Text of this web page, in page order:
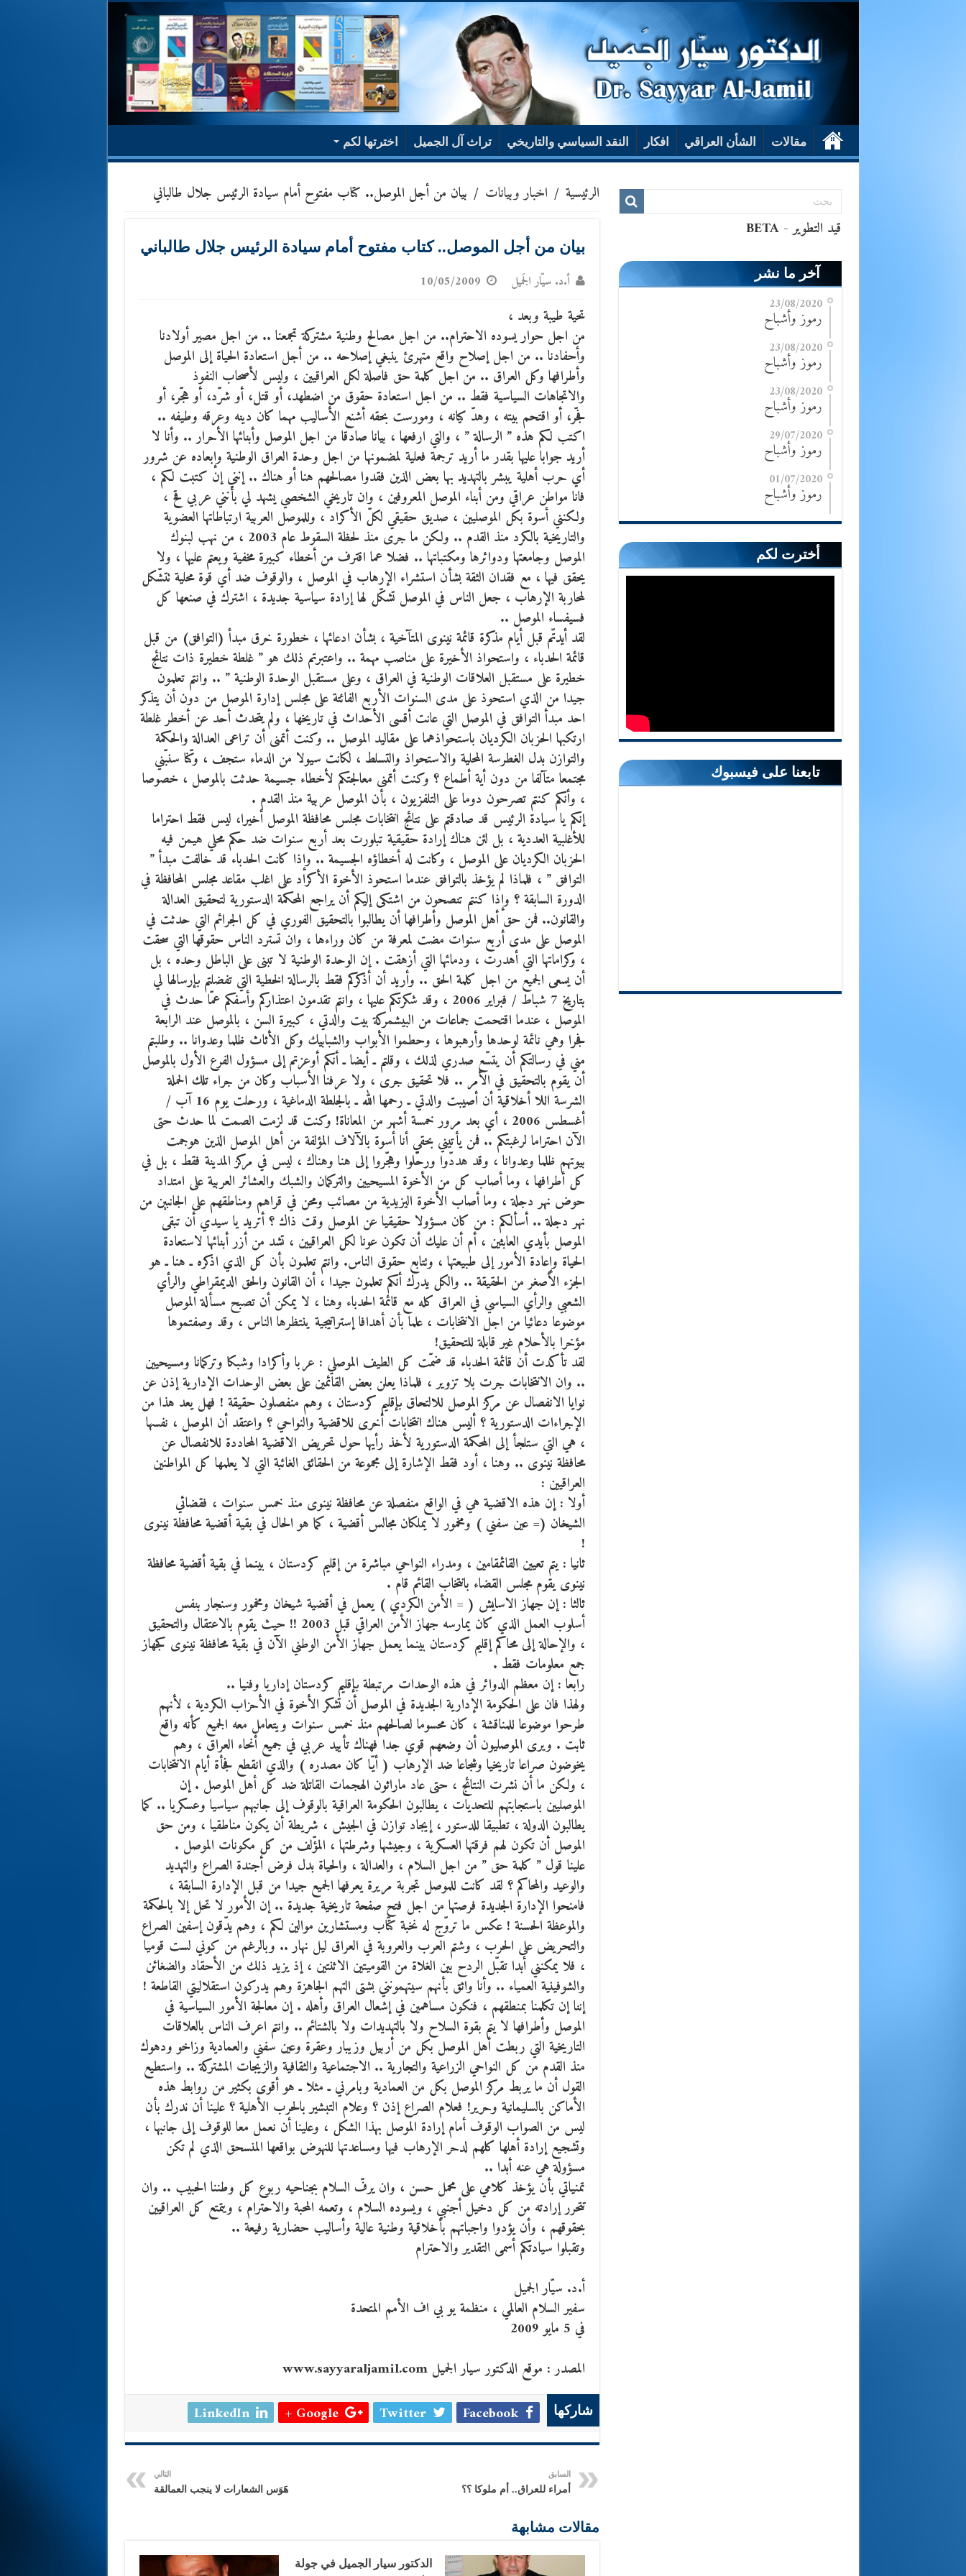
مقالات الشأن العراقي افكار النقد السياسي والتاريخي تراث آل الجميل اخترتها لكم
الرئيسية / اخبار وبيانات / بيان من أجل الموصل.. كتاب مفتوح أمام سيادة الرئيس جلال طالباني
بيان من أجل الموصل.. كتاب مفتوح أمام سيادة الرئيس جلال طالباني
أ.د. سيّار الجَميل 10/05/2009
تحية طيبة وبعد ،
من اجل حوار يسوده الاحترام.. من اجل مصالح وطنية مشتركة تجمعنا .. من اجل مصير أولادنا
وأحفادنا .. من اجل إصلاح واقع متهرئ ينبغي إصلاحه .. من أجل استعادة الحياة إلى الموصل
وأطرافها وكل العراق .. من اجل كلمة حق فاصلة لكل العراقيين ، وليس لأصحاب النفوذ
والاتجاهات السياسية فقط .. من اجل استعادة حقوق من اضطهد، أو قتل، أو شرّد، أو هجّر، أو
فجّر، أو اقتحم بيته ، وهدّ كيانه ، ومورست بحقه أشنع الأساليب مهما كان دينه وعرقه وطيفه ..
اكتب لكم هذه ” الرسالة ” ، والتي ارفعها ، بيانا صادقا من اجل الموصل وأبنائها الأحرار .. وأنا لا
أريد جوابا عليها بقدر ما أريد ترجمة فعلية لمضمونها من اجل وحدة العراق الوطنية وإبعاده عن شرور
أي حرب أهلية يبشر بالتهديد بها بعض الذين فقدوا مصالحهم هنا أو هناك .. إنني إن كتبت لكم ،
فانا مواطن عراقي ومن أبناء الموصل المعروفين ، وان تاريخي الشخصي يشهد لي بأنني عربي قح ،
ولكنني أسوة بكل الموصليين ، صديق حقيقي لكلّ الأكراد ، وللموصل العربية ارتباطاتها العضوية
والتاريخية بالكرد منذ القدم .. ولكن ما جرى منذ لحظة السقوط عام 2003 ، من نهب لبنوك
الموصل وجامعتها ودوائرها ومكتباتها .. فضلا عما اقترف من أخطاء كبيرة مخفية ويعتم عليها ، ولا
يحقق فيها ، مع فقدان الثقة بشأن استشراء الإرهاب في الموصل ، والوقوف ضد أي قوة محلية تتشّكل
لمحاربة الإرهاب ، جعل الناس في الموصل تشكّل لها إرادة سياسية جديدة ، اشترك في صنعها كل
فسيفساء الموصل ..
لقد أيدتّم قبل أيام مذكرة قائمة نينوى المتآخية ، بشأن ادعائها ، خطورة خرق مبدأ (التوافق) من قبل
قائمة الحدباء ، واستحواذ الأخيرة على مناصب مهمة .. واعتبرتم ذلك هو ” غلطة خطيرة ذات نتائج
خطيرة على مستقبل العلاقات الوطنية في العراق ، وعلى مستقبل الوحدة الوطنية ” .. وانتم تعلمون
جيدا من الذي استحوذ على مدى السنوات الأربع الفائتة على مجلس إدارة الموصل من دون أن يتذكر
احد مبدأ التوافق في الموصل التي عانت أقسى الأحداث في تاريخها ، ولم يتحدث أحد عن أخطر غلطة
ارتكبها الحزبان الكرديان باستحواذهما على مقاليد الموصل .. وكنت أتمنى أن تراعى العدالة والحكمة
والتوازن بدل الغطرسة المحلية والاستحواذ والتسلط ، لكانت سيولا من الدماء ستجف ، وكّنا سنبّني
مجتمعا متآلفا من دون أية أطماع ؟ وكنت أتمنى معالجتكم لأخطاء جسيمة حدثت بالموصل ، خصوصا
، وأنكم كنتم تصرحون دوما على التلفزيون ، بأن الموصل عربية منذ القدم .
إنكم يا سيادة الرئيس قد صادقتم على نتائج انتخابات مجلس محافظة الموصل أخيرا، ليس فقط احتراما
للأغلبية العددية ، بل لئن هناك إرادة حقيقية تبلورت بعد أربع سنوات ضد حكم محلي هيمن فيه
الحزبان الكرديان على الموصل ، وكانت له أخطاؤه الجسيمة .. وإذا كانت الحدباء قد خالفت مبدأ ”
التوافق ” ، فلماذا لم يؤخذ بالتوافق عندما استحوذ الأخوة الأكراد على اغلب مقاعد مجلس المحافظة في
الدورة السابقة ؟ وإذا كنتم تنصحون من اشتكى إليكم أن يراجع المحكمة الدستورية لتحقيق العدالة
والقانون.. فمن حق أهل الموصل وأطرافها أن يطالبوا بالتحقيق الفوري في كل الجرائم التي حدثت في
الموصل على مدى أربع سنوات مضت لمعرفة من كان وراءها ، وان تسترد الناس حقوقها التي سحقت
، وكراماتها التي أهدرت ، ودمائها التي أزهقت . إن الوحدة الوطنية لا تبنى على الباطل وحده ، بل
أن يسعى الجميع من اجل كلمة الحق .. وأريد أن أذكركم فقط بالرسالة الخطية التي تفضلتم بإرسالها لي
بتاريخ 7 شباط / فبراير 2006 ، وقد شكرتكم عليها ، وانتم تقدمون اعتذاركم وأسفكم عمّا حدث في
الموصل ، عندما اقتحمت جماعات من البيشمركة بيت والدتي ، كبيرة السن ، بالموصل عند الرابعة
فجرا وهي نائمة لوحدها وأرهبوها ، وحطموا الأبواب والشبابيك وكل الأثاث ظلما وعدوانا .. وطلبتم
مني في رسالتكم أن يتسّع صدري لذلك ، وقلتم ـ أيضا ـ أنكم أوعزتم إلى مسؤول الفرع الأول بالموصل
أن يقوم بالتحقيق في الأمر .. فلا تحقيق جرى ، ولا عرفنا الأسباب وكان من جراء تلك الحملة
الشرسة اللا أخلاقية أن أصيبت والدتي ـ رحمها الله ـ بالجلطة الدماغية ، ورحلت يوم 16 آب /
أغسطس 2006 ، أي بعد مرور خمسة أشهر من المعاناة! وكنت قد لزمت الصمت لما حدث حتى
الآن احتراما لرغبتكم .. فمن يأتيني بحقي أنا أسوة بالآلاف المؤلفة من أهل الموصل الذين هوجمت
بيوتهم ظلما وعدوانا ، وقد هددّوا ورحّلوا وهجّروا إلى هنا وهناك ، ليس في مركز المدينة فقط ، بل في
كل أطرافها ، وما أصاب كل من الأخوة المسيحيين والتركمان والشبك والعشائر العربية على امتداد
حوض نهر دجلة ، وما أصاب الأخوة اليزيدية من مصائب ومحن في قراهم ومناطقهم على الجانبين من
نهر دجلة .. أسألكم : من كان مسؤولا حقيقيا عن الموصل وقت ذاك ؟ أتريد يا سيدي أن تبقى
الموصل بأيدي العابثين ، أم أن عليك أن تكون عونا لكل العراقيين ، تشد من أزر أبنائها لاستعادة
الحياة وإعادة الأمور إلى طبيعتها ، وتتابع حقوق الناس. وانتم تعلمون بأن كل الذي اذكره ـ هنا ـ هو
الجزء الأصغر من الحقيقة .. والكل يدرك أنكم تعلمون جيدا ، أن القانون والحق الديمقراطي والرأي
الشعبي والرأي السياسي في العراق كله مع قائمة الحدباء وهنا ، لا يمكن أن تصبح مسألة الموصل
موضوعا دعائيا من اجل الانتخابات ، علما بأن أهدافا إستراتيجية ينتظرها الناس ، وقد وصفتموها
مؤخرا بالأحلام غير قابلة للتحقيق!
لقد تأكدت أن قائمة الحدباء قد ضمّت كل الطيف الموصلي : عربا وأكرادا وشبكا وتركمانا ومسيحيين
.. وان الانتخابات جرت بلا تزوير ، فلماذا يعلن بعض القائمين على بعض الوحدات الإدارية إذن عن
نوايا الانفصال عن مركز الموصل للالتحاق بإقليم كردستان ، وهم منفصلون حقيقة ! فهل يعد هذا من
الإجراءات الدستورية ؟ أليس هناك انتخابات أخرى للاقضية والنواحي ؟ واعتقد أن الموصل ، نفسها
، هي التي ستلجأ إلى المحكمة الدستورية لأخذ رأيها حول تحريض الاقضية المحاددة للانفصال عن
محافظة نينوى .. وهنا ، أود فقط الإشارة إلى مجموعة من الحقائق الغائبة التي لا يعلمها كل المواطنين
العراقيين :
أولا : إن هذه الاقضية هي في الواقع منفصلة عن محافظة نينوى منذ خمس سنوات ، فقضائي
الشيخان (= عين سفني ) ومخمور لا يملكان مجالس أقضية ، كما هو الحال في بقية أقضية محافظة نينوى
!
ثانيا : يتم تعيين القائمقامين ، ومدراء النواحي مباشرة من إقليم كردستان ، بينما في بقية أقضية محافظة
نينوى يقوم مجلس القضاء بانتخاب القائم قام .
ثالثا : إن جهاز الاسايش ( = الأمن الكردي ) يعمل في أقضية شيخان ومخمور وسنجار بنفس
أسلوب العمل الذي كان يمارسه جهاز الأمن العراقي قبل 2003 !! حيث يقوم بالاعتقال والتحقيق
، والإحالة إلى محاكم إقليم كردستان بينما يعمل جهاز الأمن الوطني الآن في بقية محافظة نينوى كجهاز
جمع معلومات فقط .
رابعا : إن معظم الدوائر في هذه الوحدات مرتبطة بإقليم كردستان إداريا وفنيا ..
ولهذا فان على الحكومة الإدارية الجديدة في الموصل أن تشكر الأخوة في الأحزاب الكردية ، لأنهم
طرحوا موضوعا للمناقشة ، كان محسوما لصالحهم منذ خمس سنوات ويتعامل معه الجميع كأنه واقع
ثابت . ويرى الموصليون أن وضعهم قوي جدا فهناك تأييد عربي في جميع أنحاء العراق ، وهم
يخوضون صراعا تاريخيا وشجاعا ضد الإرهاب ( أيّا كان مصدره ) والذي انقطع فجأة أيام الانتخابات
، ولكن ما أن نشرت النتائج ، حتى عاد ماراثون الهجمات القاتلة ضد كل أهل الموصل . إن
الموصليين باستجابتهم للتحديات ، يطالبون الحكومة العراقية بالوقوف إلى جانبهم سياسيا وعسكريا .. كما
يطالبون الدولة ، تطبيقا للدستور ، إيجاد توازن في الجيش ، شريطة أن يكون مناطقيا ، ومن حق
الموصل أن تكون لهم فرقتها العسكرية ، وجيشها وشرطتها ، المؤّلف من كل مكونات الموصل .
علينا قول ” كلمة حق ” من اجل السلام ، والعدالة ، والحياة بدل فرض أجندة الصراع والتهديد
والوعيد والمحاكم ؟ لقد كانت للموصل تجربة مريرة يعرفها الجميع جيدا من قبل الإدارة السابقة ،
فامنحوا الإدارة الجديدة فرصتها من اجل فتح صفحة تاريخية جديدة .. إن الأمور لا تحل إلا بالحكمة
والموعظة الحسنة ! عكس ما تروّج له نخبة كتّاب ومستشارين موالين لكم ، وهم يدّقون إسفين الصراع
والتحريض على الحرب ، وشتم العرب والعروبة في العراق ليل نهار .. وبالرغم من كوني لست قوميا
، فلا يمكنني أبدا تقبّل الردح بين الغلاة من القوميتين الاثنتين ، إذ يزيد ذلك من الأحقاد والضغائن
والشوفينية العمياء .. وأنا واثق بأنهم سيتهمونني بشتى التهم الجاهزة وهم يدركون استقلاليتي القاطعة !
إننا إن تكلمنا بمنطقهم ، فنكون مساهمين في إشعال العراق وأهله . إن معالجة الأمور السياسية في
الموصل وأطرافها لا يتم بقوة السلاح ولا بالتهديدات ولا بالشتائم .. وانتم اعرف الناس بالعلاقات
التاريخية التي ربطت أهل الموصل بكل من أربيل وزيبار وعقرة وعين سفني والعمادية وزاخو ودهوك
منذ القدم من كل النواحي الزراعية والتجارية .. الاجتماعية والثقافية والزيجات المشتركة .. واستطيع
القول أن ما يربط مركز الموصل بكل من العمادية وبامرني ـ مثلا ـ هو أقوى بكثير من روابط هذه
الأماكن بالسليمانية وحرير! فعلام الصراع إذن ؟ وعلام التبشير بالحرب الأهلية ؟ علينا أن ندرك بأن
ليس من الصواب الوقوف أمام إرادة الموصل بهذا الشكل ، وعلينا أن نعمل معا للوقوف إلى جانبها ،
وتشجيع إرادة أهلها كلهم لدحر الإرهاب فيها ومساعدتها للنهوض بواقعها المنسحق الذي لم تكن
مسؤولة هي عنه أبدا ..
تمنياتي بأن يؤخذ كلامي على محمل حسن ، وان يرفّ السلام بجناحيه ربوع كل وطننا الحبيب .. وان
تتحرر إرادته من كل دخيل أجنبي ، ويسوده السلام ، وتعمه المحبة والاحترام ، ويتمتع كل العراقيين
بحقوقهم ، وأن يؤدوا واجباتهم بأخلاقية وطنية عالية وأساليب حضارية رفيعة ..
وتقبلوا سيادتكم أسمى التقدير والاحترام
أ.د. سيّار الجميل
سفير السلام العالمي ، منظمة يو بي اف الأمم المتحدة
في 5 مايو 2009
المصدر : موقع الدكتور سيار الجميل www.sayyaraljamil.com
شاركها Facebook
Twitter
Google +
LinkedIn
السابق
أمراء للعراق.. أم ملوكا ؟؟
التالي
هَوَس الشعارات لا ينجب العمالقة
مقالات مشابهة
الدكتور سيار الجميل في جولة
آخر ما نشر
23/08/2020
رموز وأشباح
23/08/2020
رموز وأشباح
23/08/2020
رموز وأشباح
29/07/2020
رموز وأشباح
01/07/2020
رموز وأشباح
أخترت لكم
تابعنا على فيسبوك